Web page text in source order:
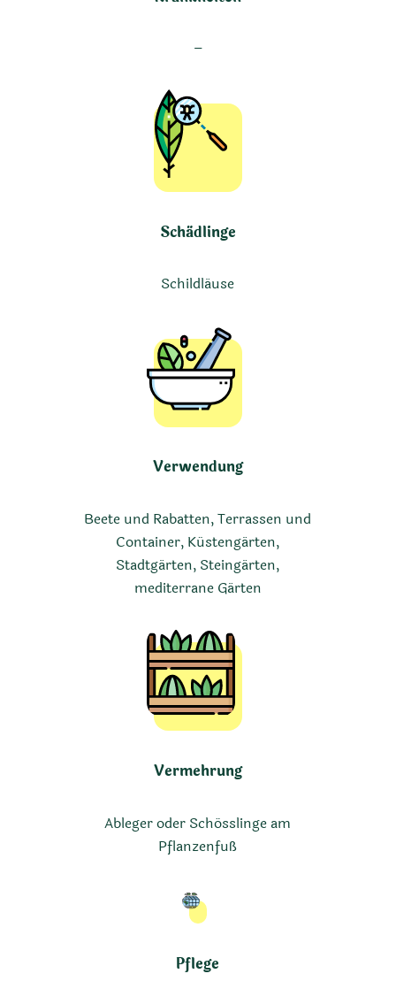
–
Schädlinge
Schildläuse
Verwendung
Beete und Rabatten, Terrassen und
Container, Küstengärten,
Stadtgärten, Steingärten,
mediterrane Gärten
Vermehrung
Ableger oder Schösslinge am
Pflanzenfuß
Pflege